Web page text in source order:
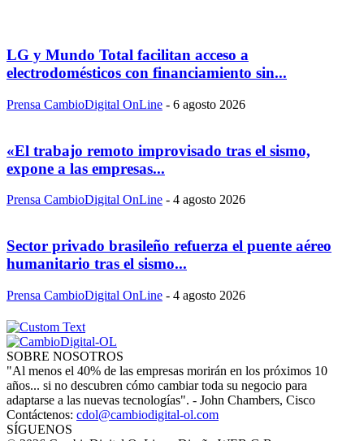
LG y Mundo Total facilitan acceso a
electrodomésticos con financiamiento sin...
Prensa CambioDigital OnLine - 6 agosto 2026
«El trabajo remoto improvisado tras el sismo,
expone a las empresas...
Prensa CambioDigital OnLine - 4 agosto 2026
Sector privado brasileño refuerza el puente aéreo
humanitario tras el sismo...
Prensa CambioDigital OnLine - 4 agosto 2026
SOBRE NOSOTROS
"Al menos el 40% de las empresas morirán en los próximos 10
años... si no descubren cómo cambiar toda su negocio para
adaptarse a las nuevas tecnologías". - John Chambers, Cisco
Contáctenos: cdol@cambiodigital-ol.com
SÍGUENOS